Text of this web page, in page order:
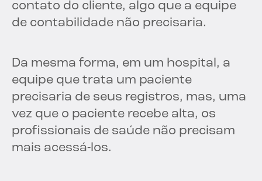
contato do cliente, algo que a equipe
de contabilidade não precisaria.
Da mesma forma, em um hospital, a
equipe que trata um paciente
precisaria de seus registros, mas, uma
vez que o paciente recebe alta, os
profissionais de saúde não precisam
mais acessá-los.